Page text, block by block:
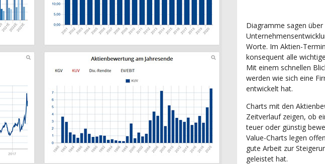
Diagramme sagen über
Worte. Im Aktien-
konsequent alle
Mit einem schnellen
werden wie sich eine
entwickelt hat.
Charts mit den
Zeitverlauf zeigen, ob
teuer oder günstig
Value-Charts legen
gute Arbeit zur
geleistet hat.